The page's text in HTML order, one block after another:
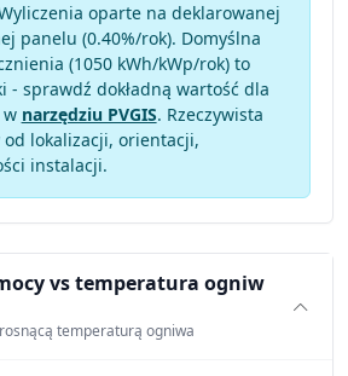
oparte na deklarowanej
panelu (0.40%/rok). Domyślna
(1050 kWh/kWp/rok) to
- sprawdź dokładną wartość dla
w narzędziu PVGIS. Rzeczywista
lokalizacji, orientacji,
instalacji.
vs temperatura ogniw
temperaturą ogniwa